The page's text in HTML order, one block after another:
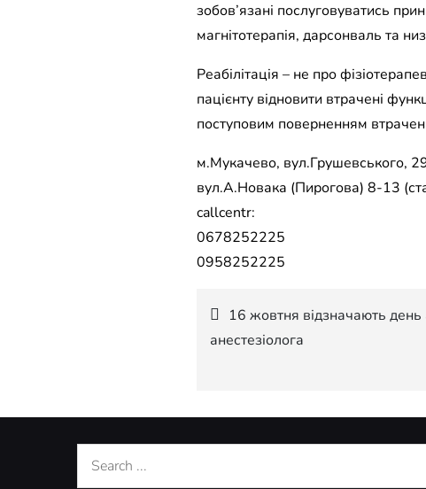
зобов’язані послуговуватись
магнітотерапія, дарсонваль та
Реабілітація – не про
пацієнту відновити втрачені
поступовим поверненням
м.Мукачево, вул.Грушевського,
вул.А.Новака (Пирогова) 8-13
callcentr:
0678252225
0958252225
Навігація
16 жовтня відзначають день
анестезіолога
Search